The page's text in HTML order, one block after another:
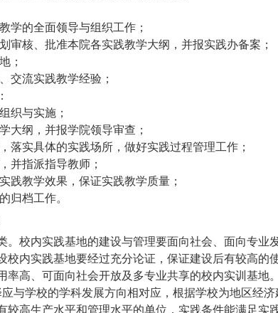
学的全面领导与组织工作；
审核、批准本院各实践教学大纲，并报实践办备案；
；
交流实践教学经验；
织与实施；
大纲，并报学院领导审查；
落实具体的实践场所，做好实践过程管理工作；
并指派指导教师；
践教学效果，保证实践教学质量；
归档工作。
。校内实践基地的建设与管理要面向社会、面向专业
校内实践基地要经过充分论证，保证建设后有较高的
率高、可面向社会开放及多专业共享的校内实训基地。
与学校的学科发展方向相对应，根据学校为地区经济
较高生产水平和管理水平的单位，实践条件能满足实